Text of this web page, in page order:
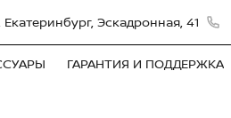
Екатеринбург, Эскадронная, 41
ГАРАНТИЯ И ПОДДЕРЖКА